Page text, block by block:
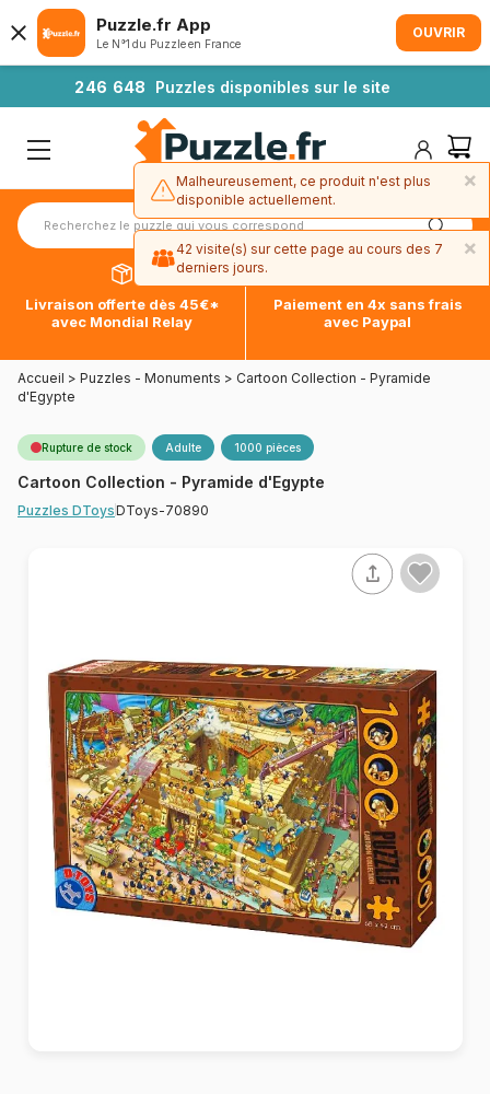
246 648 Puzzles disponibles sur le site
Livraison offerte dès 45€*
avec Mondial Relay
Paiement en 4x sans frais
avec Paypal
Accueil > Puzzles - Monuments > Cartoon Collection - Pyramide
d'Egypte
Rupture de stock Adulte 1000 pièces
Cartoon Collection - Pyramide d'Egypte
Puzzles DToysDToys-70890
Puzzle.fr App
Le N°1 du Puzzle en France
OUVRIR
×
Malheureusement, ce produit n'est plus
disponible actuellement.
×
42 visite(s) sur cette page au cours des 7
derniers jours.